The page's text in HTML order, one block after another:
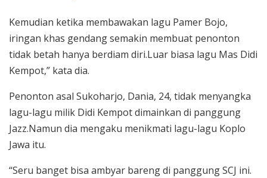
Kemudian ketika membawakan lagu Pamer Bojo,
iringan khas gendang semakin membuat penonton
tidak betah hanya berdiam diri.Luar biasa lagu Mas Didi
Kempot,” kata dia.
Penonton asal Sukoharjo, Dania, 24, tidak menyangka
lagu-lagu milik Didi Kempot dimainkan di panggung
Jazz.Namun dia mengaku menikmati lagu-lagu Koplo
Jawa itu.
“Seru banget bisa ambyar bareng di panggung SCJ ini.